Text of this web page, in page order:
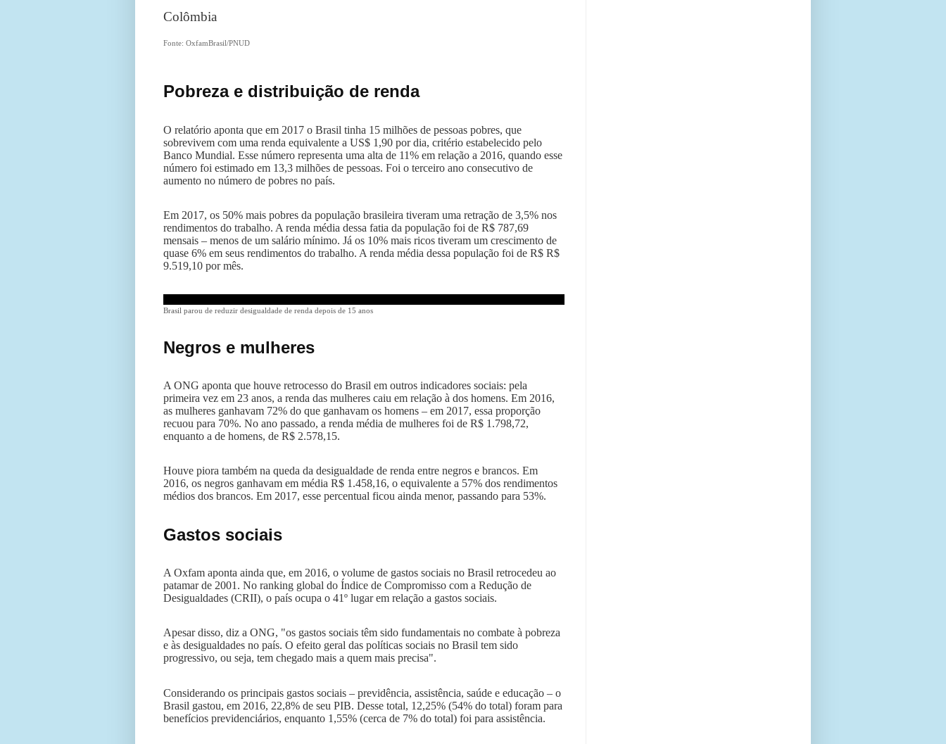
Colômbia
Fonte: OxfamBrasil/PNUD
Pobreza e distribuição de renda
O relatório aponta que em 2017 o Brasil tinha 15 milhões de pessoas pobres, que
sobrevivem com uma renda equivalente a US$ 1,90 por dia, critério estabelecido pelo
Banco Mundial. Esse número representa uma alta de 11% em relação a 2016, quando esse
número foi estimado em 13,3 milhões de pessoas. Foi o terceiro ano consecutivo de
aumento no número de pobres no país.
Em 2017, os 50% mais pobres da população brasileira tiveram uma retração de 3,5% nos
rendimentos do trabalho. A renda média dessa fatia da população foi de R$ 787,69
mensais – menos de um salário mínimo. Já os 10% mais ricos tiveram um crescimento de
quase 6% em seus rendimentos do trabalho. A renda média dessa população foi de R$ R$
9.519,10 por mês.
Brasil parou de reduzir desigualdade de renda depois de 15 anos
Negros e mulheres
A ONG aponta que houve retrocesso do Brasil em outros indicadores sociais: pela
primeira vez em 23 anos, a renda das mulheres caiu em relação à dos homens. Em 2016,
as mulheres ganhavam 72% do que ganhavam os homens – em 2017, essa proporção
recuou para 70%. No ano passado, a renda média de mulheres foi de R$ 1.798,72,
enquanto a de homens, de R$ 2.578,15.
Houve piora também na queda da desigualdade de renda entre negros e brancos. Em
2016, os negros ganhavam em média R$ 1.458,16, o equivalente a 57% dos rendimentos
médios dos brancos. Em 2017, esse percentual ficou ainda menor, passando para 53%.
Gastos sociais
A Oxfam aponta ainda que, em 2016, o volume de gastos sociais no Brasil retrocedeu ao
patamar de 2001. No ranking global do Índice de Compromisso com a Redução de
Desigualdades (CRII), o país ocupa o 41º lugar em relação a gastos sociais.
Apesar disso, diz a ONG, "os gastos sociais têm sido fundamentais no combate à pobreza
e às desigualdades no país. O efeito geral das políticas sociais no Brasil tem sido
progressivo, ou seja, tem chegado mais a quem mais precisa".
Considerando os principais gastos sociais – previdência, assistência, saúde e educação – o
Brasil gastou, em 2016, 22,8% de seu PIB. Desse total, 12,25% (54% do total) foram para
benefícios previdenciários, enquanto 1,55% (cerca de 7% do total) foi para assistência.